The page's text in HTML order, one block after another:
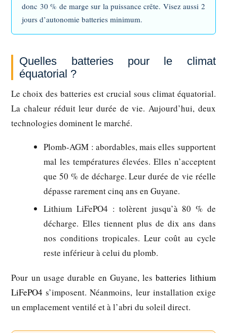
donc 30 % de marge sur la puissance crête. Visez aussi 2
jours d’autonomie batteries minimum.
Quelles batteries pour le climat
équatorial ?
Le choix des batteries est crucial sous climat équatorial.
La chaleur réduit leur durée de vie. Aujourd’hui, deux
technologies dominent le marché.
Plomb-AGM : abordables, mais elles supportent
mal les températures élevées. Elles n’acceptent
que 50 % de décharge. Leur durée de vie réelle
dépasse rarement cinq ans en Guyane.
Lithium LiFePO4 : tolèrent jusqu’à 80 % de
décharge. Elles tiennent plus de dix ans dans
nos conditions tropicales. Leur coût au cycle
reste inférieur à celui du plomb.
Pour un usage durable en Guyane, lesbatteries lithium
LiFePO4 s’imposent. Néanmoins, leur installation exige
un emplacement ventilé et à l’abri du soleil direct.